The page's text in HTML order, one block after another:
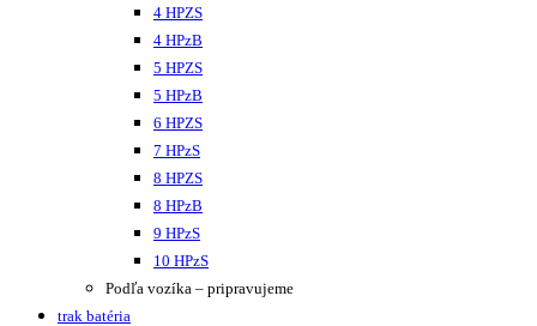
4 HPZS
4 HPzB
5 HPZS
5 HPzB
6 HPZS
7 HPzS
8 HPZS
8 HPzB
9 HPzS
10 HPzS
Podľa vozíka – pripravujeme
trak batéria